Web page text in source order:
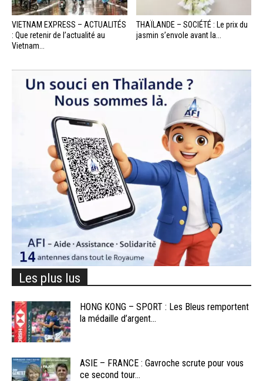
VIETNAM EXPRESS – ACTUALITÉS
: Que retenir de l’actualité au
Vietnam...
THAÏLANDE – SOCIÉTÉ : Le prix du
jasmin s’envole avant la...
Les plus lus
HONG KONG – SPORT : Les Bleus remportent
la médaille d’argent...
ASIE – FRANCE : Gavroche scrute pour vous
ce second tour...